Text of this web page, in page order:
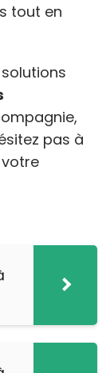
tout en
pas à